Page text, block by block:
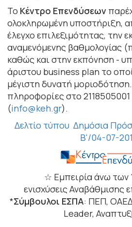
Το Κέντρο Επενδύσεων
ολοκληρωμένη υποστήριξη,
έλεγχο επιλεξιμότητας, την
αναμενόμενης βαθμολογίας
καθώς και στην εκπόνηση -
άριστου business plan το
μέγιστη δυνατή
πληροφορίες στο
(info@keh.gr).
Δελτίο τύπου Δημόσια
Β'/04-07-
☆ Εμπειρία άνω των
ενισχύσεις Αναβάθμισης
*Σύμβουλοι ΕΣΠΑ: ΠΕΠ,
Leader,